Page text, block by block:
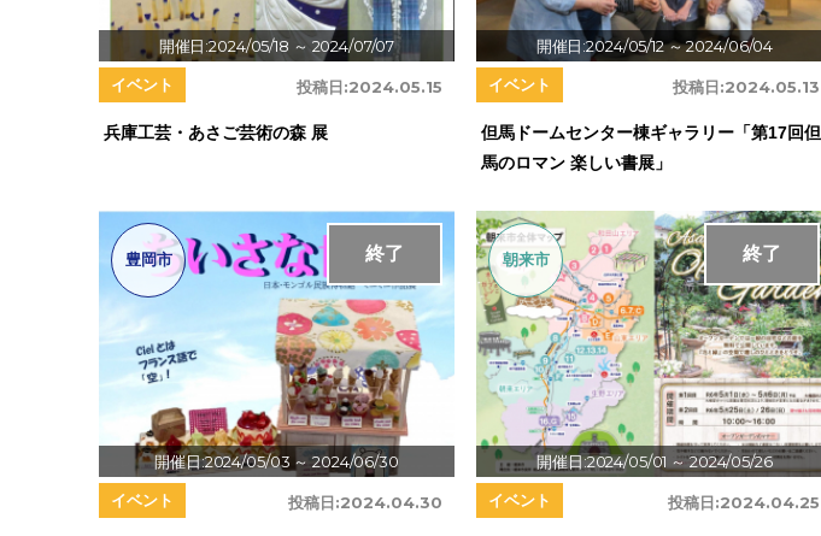
開催日:2024/05/18 ～ 2024/07/07
投稿日:2024.05.15
イベント
兵庫工芸・あさご芸術の森 展
開催日:2024/05/12～ 2024/06/04
投稿日:2024.05.13
イベント
但馬ドームセンター棟ギャラリー「第17回但
馬のロマン 楽しい書展」
開催日:2024/05/03 ～ 2024/06/30
終了
豊岡市
投稿日:2024.04.30
イベント
開催日:2024/05/01 ～ 2024/05/26
終了
朝来市
投稿日:2024.04.25
イベント